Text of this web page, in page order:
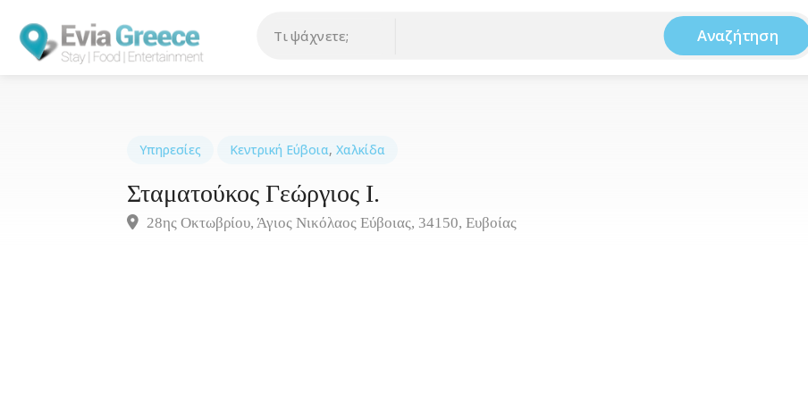
Αναζήτηση
Υπηρεσίες Κεντρική Εύβοια, Χαλκίδα
Σταματούκος Γεώργιος Ι.
28ης Οκτωβρίου, Άγιος Νικόλαος Εύβοιας, 34150, Ευβοίας